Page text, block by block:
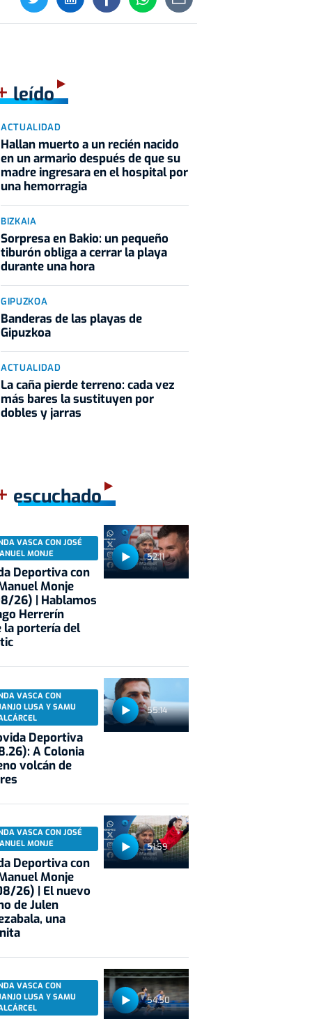
leído
ACTUALIDAD
Hallan muerto a un recién nacido
en un armario después de que su
madre ingresara en el hospital por
una hemorragia
BIZKAIA
Sorpresa en Bakio: un pequeño
tiburón obliga a cerrar la playa
durante una hora
GIPUZKOA
Banderas de las playas de
Gipuzkoa
ACTUALIDAD
La caña pierde terreno: cada vez
más bares la sustituyen por
dobles y jarras
escuchado
52:11
VASCA CON JOSÉ
MONJE
Deportiva con
Monje
26) | Hablamos
Herrerín
la portería del
55:14
VASCA CON
LUSA Y SAMU
Deportiva
A Colonia
volcán de
51:59
VASCA CON JOSÉ
MONJE
Deportiva con
Monje
26) | El nuevo
de Julen
una
54:50
VASCA CON
LUSA Y SAMU